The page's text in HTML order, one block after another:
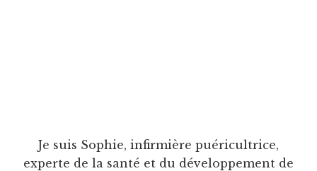
Je suis Sophie, infirmière puéricultrice,
experte de la santé et du développement de